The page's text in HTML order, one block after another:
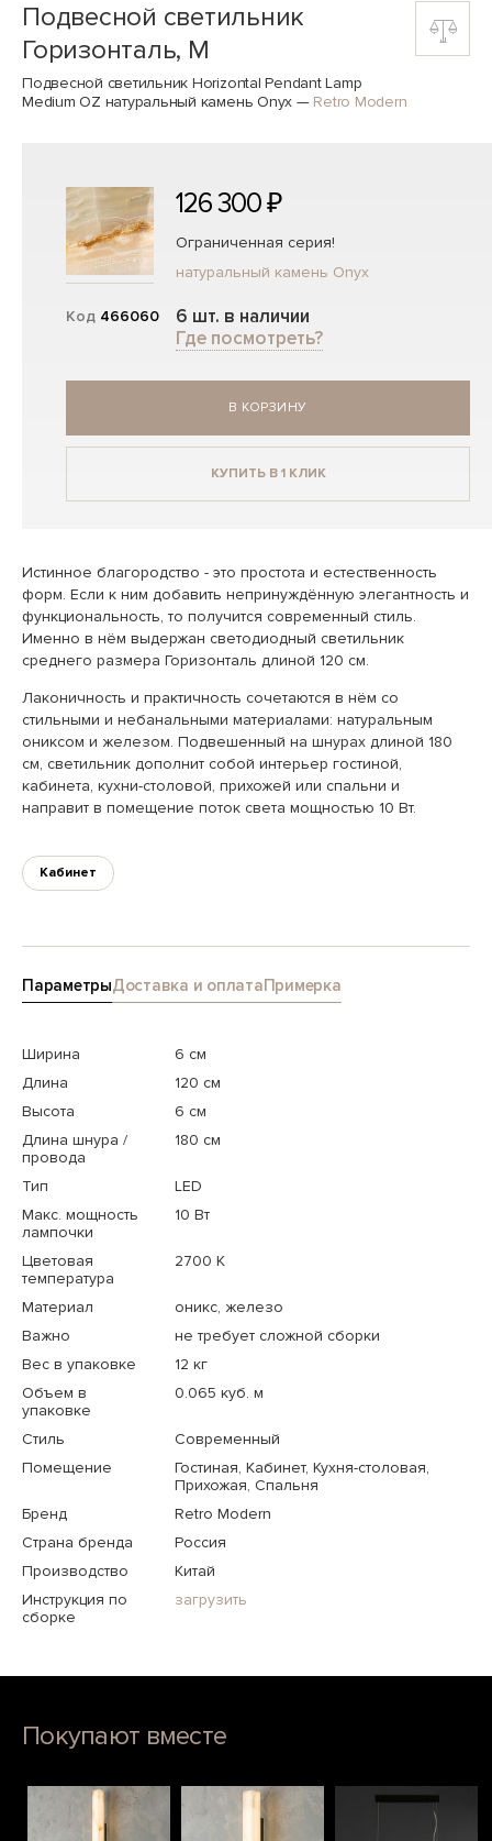
Подвесной светильник
Горизонталь, M
Подвесной светильник Horizontal Pendant Lamp
Medium OZ натуральный камень Onyx — Retro Modern
Код 466060
126 300 ₽
Ограниченная серия!
натуральный камень Onyx
6 шт. в наличии
Где посмотреть?
В КОРЗИНУ
КУПИТЬ В 1 КЛИК
Истинное благородство - это простота и естественность
форм. Если к ним добавить непринуждённую элегантность и
функциональность, то получится современный стиль.
Именно в нём выдержан светодиодный светильник
среднего размера Горизонталь длиной 120 см.
Лаконичность и практичность сочетаются в нём со
стильными и небанальными материалами: натуральным
ониксом и железом. Подвешенный на шнурах длиной 180
см, светильник дополнит собой интерьер гостиной,
кабинета, кухни-столовой, прихожей или спальни и
направит в помещение поток света мощностью 10 Вт.
Кабинет
ПараметрыДоставка и оплатаПримерка
Ширина
6 см
Длина
120 см
Высота
6 см
Длина шнура /
провода
180 см
Тип
LED
Макс. мощность
лампочки
10 Вт
Цветовая
температура
2700 K
Материал
оникс, железо
Важно
не требует сложной сборки
Вес в упаковке
12 кг
Объем в
упаковке
0.065 куб. м
Стиль
Современный
Помещение
Гостиная, Кабинет, Кухня-столовая,
Прихожая, Спальня
Бренд
Retro Modern
Страна бренда
Россия
Производство
Китай
Инструкция по
сборке
загрузить
Покупают вместе